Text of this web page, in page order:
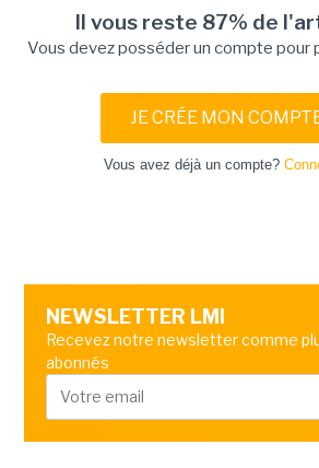
Il vous reste 87% de
Vous devez posséder un compte pour
JE CRÉE MON
Vous avez déjà un compte?
NEWSLETTER LMI
Recevez notre newsletter comme
abonnés